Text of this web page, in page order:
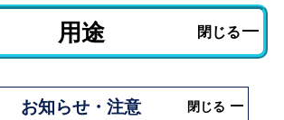
用途 閉じる
お知らせ・注意 閉じる